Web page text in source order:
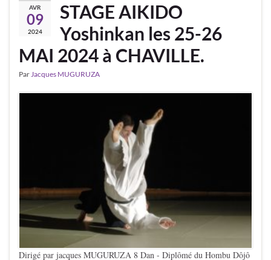
AVR
09
2024
STAGE AIKIDO
Yoshinkan les 25-26
MAI 2024 à CHAVILLE.
ParJacques MUGURUZA
Dirigé par jacques MUGURUZA 8 Dan - Diplômé du Hombu Dôjô